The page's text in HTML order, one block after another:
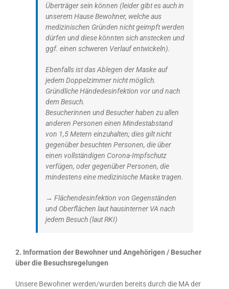
Überträger sein können (leider gibt es auch in
unserem Hause Bewohner, welche aus
medizinischen Gründen nicht geimpft werden
dürfen und diese könnten sich anstecken und
ggf. einen schweren Verlauf entwickeln).
Ebenfalls ist das Ablegen der Maske auf
jedem Doppelzimmer nicht möglich.
Gründliche Händedesinfektion vor und nach
dem Besuch.
Besucherinnen und Besucher haben zu allen
anderen Personen einen Mindestabstand
von 1,5 Metern einzuhalten; dies gilt nicht
gegenüber besuchten Personen, die über
einen vollständigen Corona-Impfschutz
verfügen, oder gegenüber Personen, die
mindestens eine medizinische Maske tragen.
→ Flächendesinfektion von Gegenständen
und Oberflächen laut hausinterner VA nach
jedem Besuch (laut RKI)
2. Information der Bewohner und Angehörigen / Besucher
über die Besuchsregelungen
Unsere Bewohner werden/wurden bereits durch die MA der